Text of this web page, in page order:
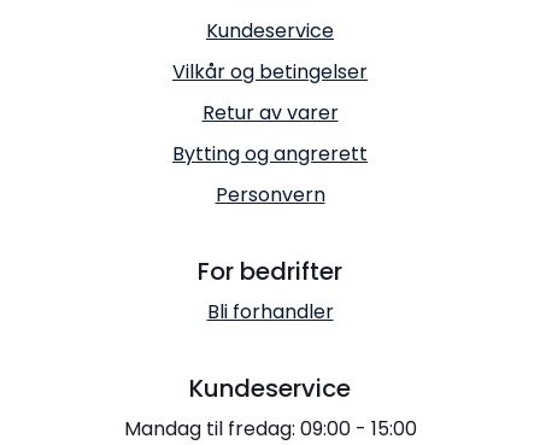
Kundeservice
Vilkår og betingelser
Retur av varer
Bytting og angrerett
Personvern
For bedrifter
Bli forhandler
Kundeservice
Mandag til fredag: 09:00 - 15:00